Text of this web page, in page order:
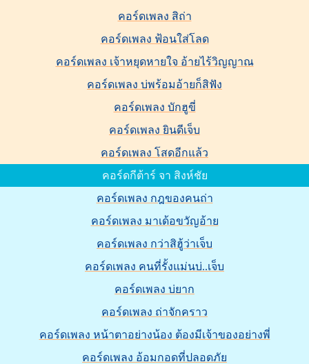
คอร์ดเพลง สิถ่า
คอร์ดเพลง ฟ้อนใส่โลด
คอร์ดเพลง เจ้าหยุดหายใจ อ้ายไร้วิญญาณ
คอร์ดเพลง บ่พร้อมอ้ายก็สิฟัง
คอร์ดเพลง บักฮูขี่
คอร์ดเพลง ยินดีเจ็บ
คอร์ดเพลง โสดอีกแล้ว
คอร์ดกีต้าร์ จา สิงห์ชัย
คอร์ดเพลง กฎของคนถ่า
คอร์ดเพลง มาเด้อขวัญอ้าย
คอร์ดเพลง กว่าสิฮู้ว่าเจ็บ
คอร์ดเพลง คนที่รั้งแม่นบ่..เจ็บ
คอร์ดเพลง บ่ยาก
คอร์ดเพลง ถ่าจักคราว
คอร์ดเพลง หน้าตาอย่างน้อง ต้องมีเจ้าของอย่างพี่
คอร์ดเพลง อ้อมกอดที่ปลอดภัย